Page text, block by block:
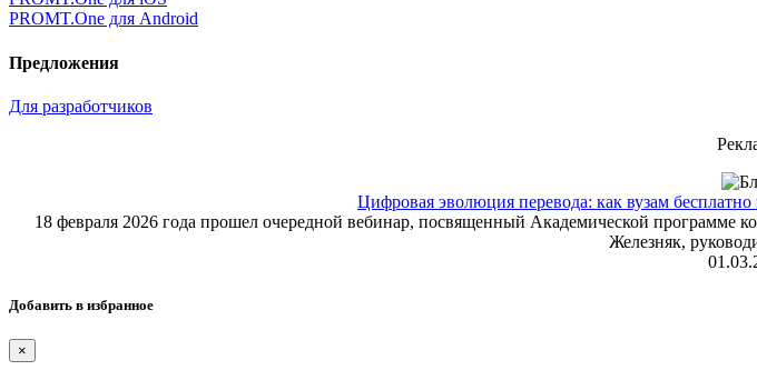
PROMT.One для Android
Предложения
Для разработчиков
Цифровая эволюция перевода: как вузам
18 февраля 2026 года прошел очередной вебинар, посвященный Академической программе
Железняк,
Добавить в избранное
×